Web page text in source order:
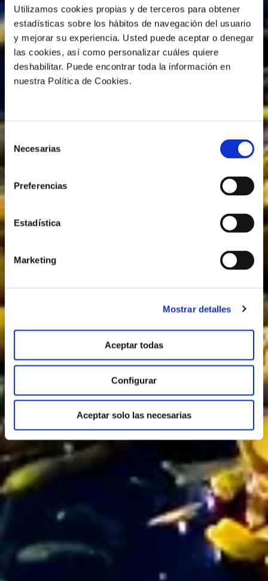
Utilizamos cookies propias y de terceros para obtener
estadísticas sobre los hábitos de navegación del usuario
y mejorar su experiencia. Usted puede aceptar o denegar
las cookies, así como personalizar cuáles quiere
deshabilitar. Puede encontrar toda la información en
nuestra Política de Cookies.
consentimiento
Necesarias
Preferencias
Estadística
Marketing
Mostrar detalles
Aceptar todas
Configurar
Aceptar solo las necesarias